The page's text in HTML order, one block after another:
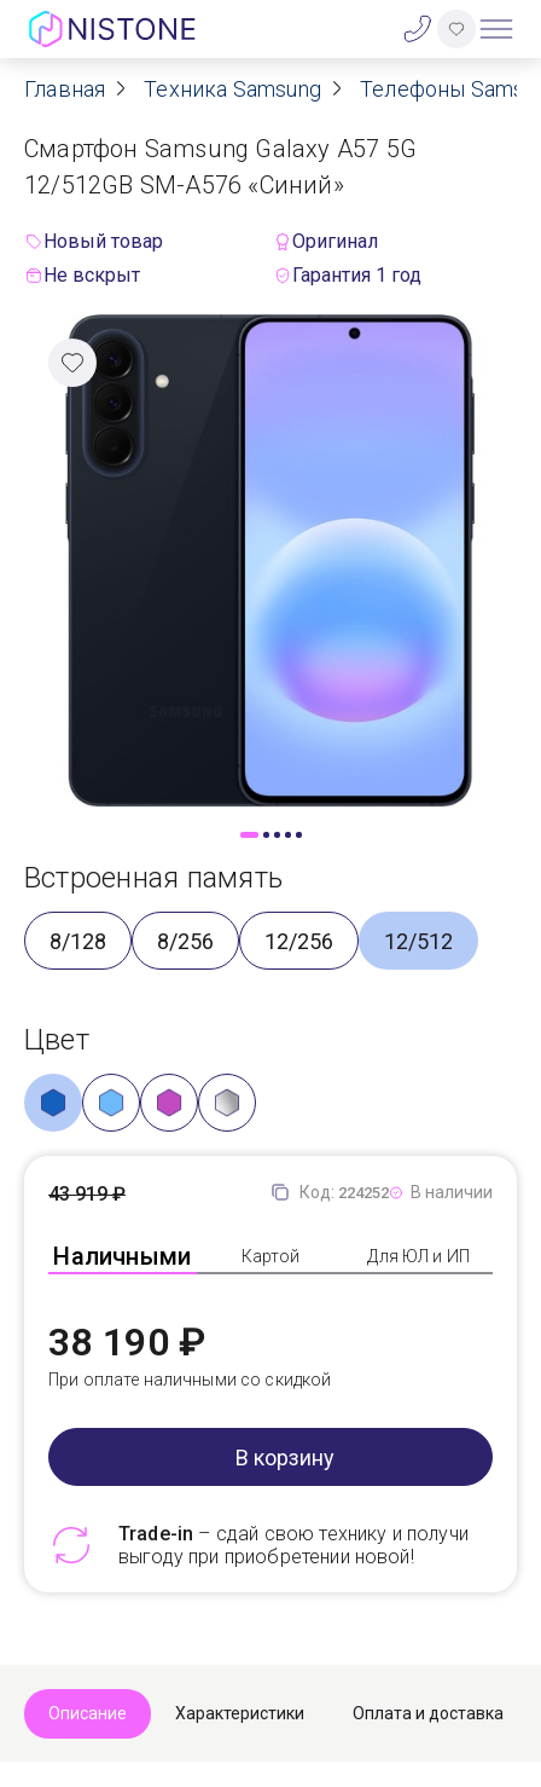
Акции
О нас
Договор оферты
Реквизиты
Контакты
Гарантия
Главная Техника Samsung Телефоны
Смартфон Samsung Galaxy A57 5G
12/512GB SM-A576 «Синий»
Новый товар
Оригинал
Не вскрыт
Гарантия 1 год
Встроенная память
8/128 8/256 12/256 12/512
Цвет
Код: 224252 В наличии
Наличными Картой Для ЮЛ и ИП
43 919 ₽
38 190 ₽
При оплате наличными со скидкой
В корзину
Trade-in – сдай свою технику и получи
выгоду при приобретении новой!
Описание Характеристики Оплата и доставка